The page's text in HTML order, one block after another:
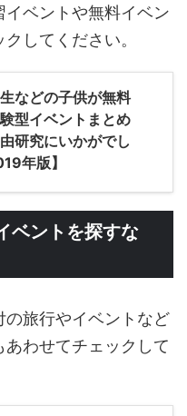
ベントや無料イベン
してください。
などの子供が無料
型イベントまとめ
研究にいかがでし
年版】
ベントを探すな
旅行やイベントなど
わせてチェックして